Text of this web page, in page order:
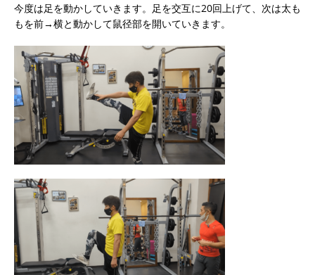
今度は足を動かしていきます。足を交互に20回上げて、次は太も
もを前→横と動かして鼠径部を開いていきます。